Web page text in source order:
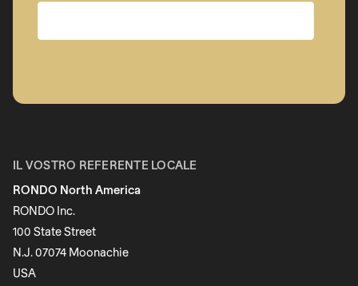
Cognome
IL VOSTRO REFERENTE LOCALE
RONDO North America
RONDO Inc.
100 State Street
N.J. 07074 Moonachie
USA